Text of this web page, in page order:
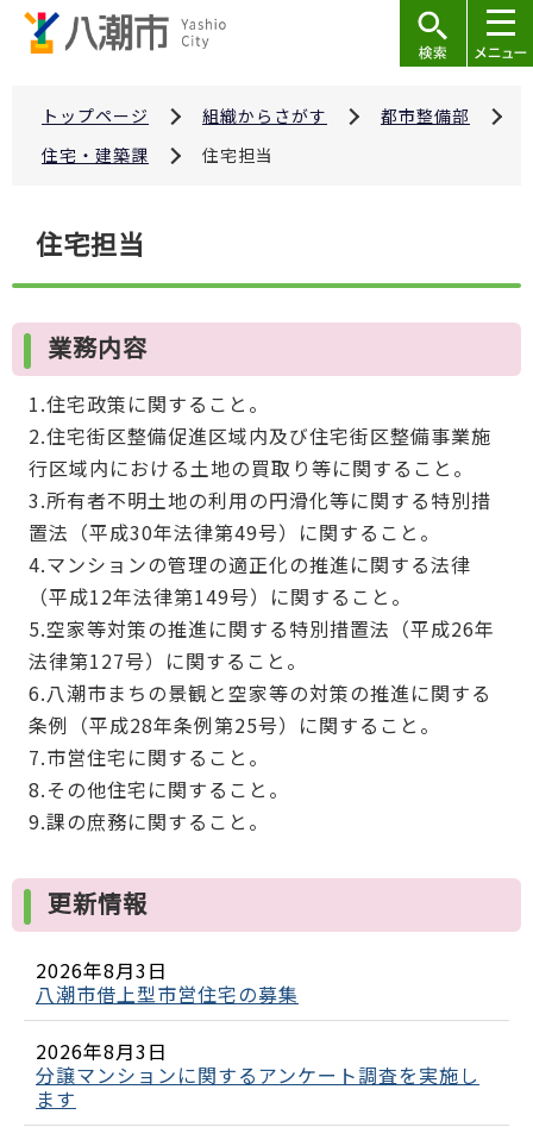
トップページ 組織からさがす
都市整備部
住宅・建築課
住宅担当
こ
こ
ら
住宅担当
業務内容
1.住宅政策に関すること。
2.住宅街区整備促進区域内及び住宅街区整備事業施
行区域内における土地の買取り等に関すること。
3.所有者不明土地の利用の円滑化等に関する特別措
置法（平成30年法律第49号）に関すること。
4.マンションの管理の適正化の推進に関する法律
（平成12年法律第149号）に関すること。
5.空家等対策の推進に関する特別措置法（平成26年
法律第127号）に関すること。
6.八潮市まちの景観と空家等の対策の推進に関する
条例（平成28年条例第25号）に関すること。
7.市営住宅に関すること。
8.その他住宅に関すること。
9.課の庶務に関すること。
更新情報
2026年8月3日
八潮市借上型市営住宅の募集
2026年8月3日
分譲マンションに関するアンケート調査を実施し
ます